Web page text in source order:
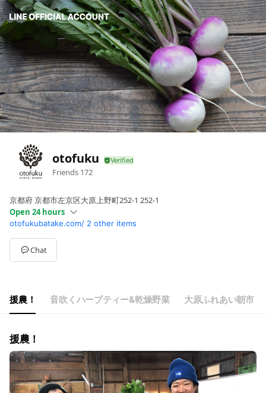
otofuku
Friends 172
京都府 京都市左京区大原上野町252-1 252-1
Open 24 hours
Sun06: - 09:
Mon00:00 - 00:00
Tue00:00 - 00:00
Wed00:00 - 00:00
Sat00:00 - 00:00
毎週日曜朝市出店中！平日はだいたい畑におります。
otofukubatake.com/ 2 other items
Chat
援農！ 音吹くハーブティー&乾燥野菜 大原ふれあい朝市
援農！